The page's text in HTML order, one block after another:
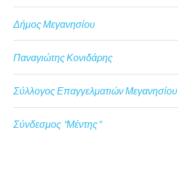
Δήμος Μεγανησίου
Παναγιώτης Κονιδάρης
Σύλλογος Επαγγελματιών Μεγανησίου
Σύνδεσμος "Μέντης"